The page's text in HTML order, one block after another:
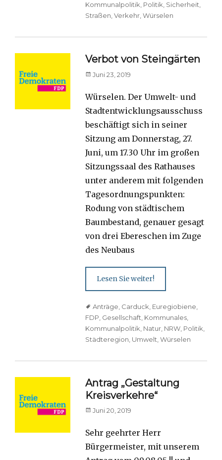
Kommunalpolitik, Politik, Sicherheit,
Straßen,Verkehr,Würselen
Verbot von Steingärten
Posted
Juni 23, 2019
Würselen. Der Umwelt- und
Stadtentwicklungsausschuss
beschäftigt sich in seiner
Sitzung am Donnerstag, 27.
Juni, um 17.30 Uhr im großen
Sitzungssaal des Rathauses
unter anderem mit folgenden
Tagesordnungspunkten:
Rodung von städtischem
Baumbestand, genauer gesagt
von drei Ebereschen im Zuge
des Neubaus
Lesen Sie weiter!
TagsAnträge Carduck Euregiobiene
FDP Gesellschaft Kommunales
Kommunalpolitik Natur NRW Politik
Städteregion Umwelt ,Würselen
Antrag „Gestaltung
Kreisverkehre“
Posted
Juni 20, 2019
Sehr geehrter Herr
Bürgermeister, mit unserem